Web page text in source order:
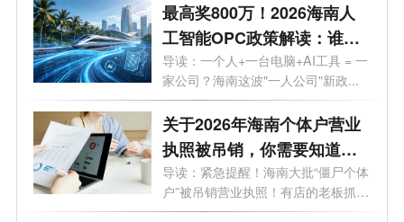
最高奖800万！2026海南人
工智能OPC政策解读：谁可
以拿、能拿多少、怎么落
地？一文了解！
导读：一个人+一台电脑+AI工具 = 一
家公司？海南这波"一人公司"新政...
关于2026年海南个体户营业
执照被吊销，你需要知道的
10大问题
导读：紧急提醒！海南大批“僵尸个体
户”被吊销营业执照！有店的老板抓
紧...